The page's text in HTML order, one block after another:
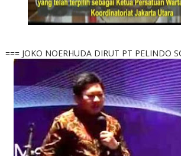
=== JOKO NOERHUDA DIRUT PT PELINDO